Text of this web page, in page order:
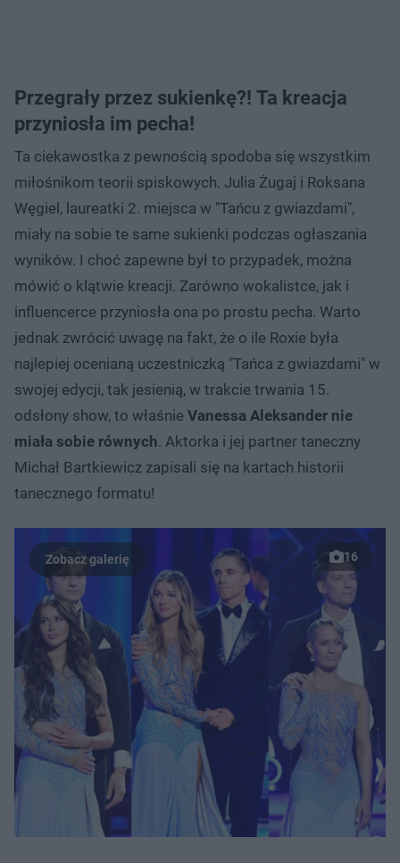
Przegrały przez sukienkę?! Ta kreacja
przyniosła im pecha!
Ta ciekawostka z pewnością spodoba się wszystkim
miłośnikom teorii spiskowych. Julia Żugaj i Roksana
Węgiel, laureatki 2. miejsca w "Tańcu z gwiazdami",
miały na sobie te same sukienki podczas ogłaszania
wyników. I choć zapewne był to przypadek, można
mówić o klątwie kreacji. Zarówno wokalistce, jak i
influencerce przyniosła ona po prostu pecha. Warto
jednak zwrócić uwagę na fakt, że o ile Roxie była
najlepiej ocenianą uczestniczką "Tańca z gwiazdami" w
swojej edycji, tak jesienią, w trakcie trwania 15.
odsłony show, to właśnie Vanessa Aleksander nie
miała sobie równych. Aktorka i jej partner taneczny
Michał Bartkiewicz zapisali się na kartach historii
tanecznego formatu!
16